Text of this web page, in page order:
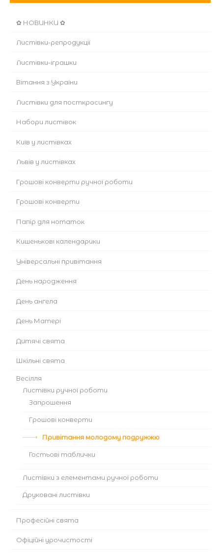
✿ НОВИНКИ ✿
Листівки-репродукції
Листівки-іграшки
Вітання з України
Листівки для посткросингу
Набори листівок
Київ у листівках
Львів у листівках
Грошові конверти ручної роботи
Грошові конверти
Папір для нотаток
Кишенькові календарики
Універсальні привітання
День народження
День ангела
День Матері
Дитячі свята
Шкільні свята
Весілля
Листівки ручної роботи
Запрошення
Грошові конверти
Привітання молодому подружжю
Гостьові таблички
Листівки з елементами ручної роботи
Друковані листівки
Професійні свята
Офіційні урочистості